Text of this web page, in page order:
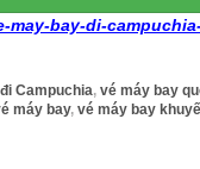
bay-di-
Campuchia, vé máy bay
máy bay, vé máy bay